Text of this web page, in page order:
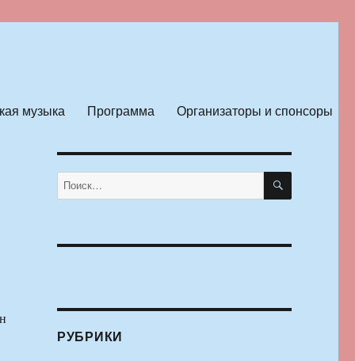
музыка Программа Организаторы и спонсоры
Искать: ПОИСК
РУБРИКИ